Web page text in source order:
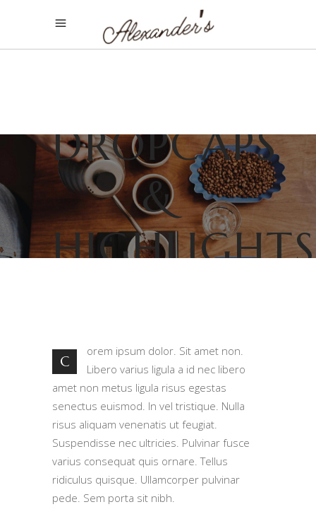
DROPCAPS
&
HIGHLIGHTS
C
orem ipsum dolor. Sit amet non.
Libero varius ligula a id nec libero
amet non metus ligula risus egestas
senectus euismod. In vel tristique. Nulla
risus aliquam venenatis ut feugiat.
Suspendisse nec ultricies. Pulvinar fusce
varius consequat quis ornare. Tellus
ridiculus quisque. Ullamcorper pulvinar
pede. Sem porta sit nibh.